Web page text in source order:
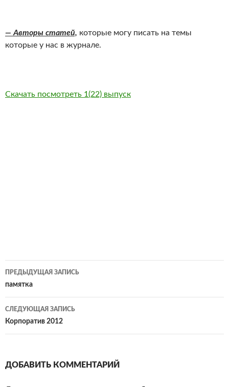
— Авторы статей, которые могу писать на темы
которые у нас в журнале.
Скачать посмотреть 1(22) выпуск
Навигация
по
записям
ПРЕДЫДУЩАЯ ЗАПИСЬ
памятка
СЛЕДУЮЩАЯ ЗАПИСЬ
Корпоратив 2012
ДОБАВИТЬ КОММЕНТАРИЙ